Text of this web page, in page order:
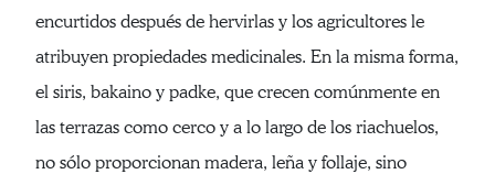
encurtidos después de hervirlas y los agricultores le
atribuyen propiedades medicinales. En la misma forma,
el siris, bakaino y padke, que crecen comúnmente en
las terrazas como cerco y a lo largo de los riachuelos,
no sólo proporcionan madera, leña y follaje, sino